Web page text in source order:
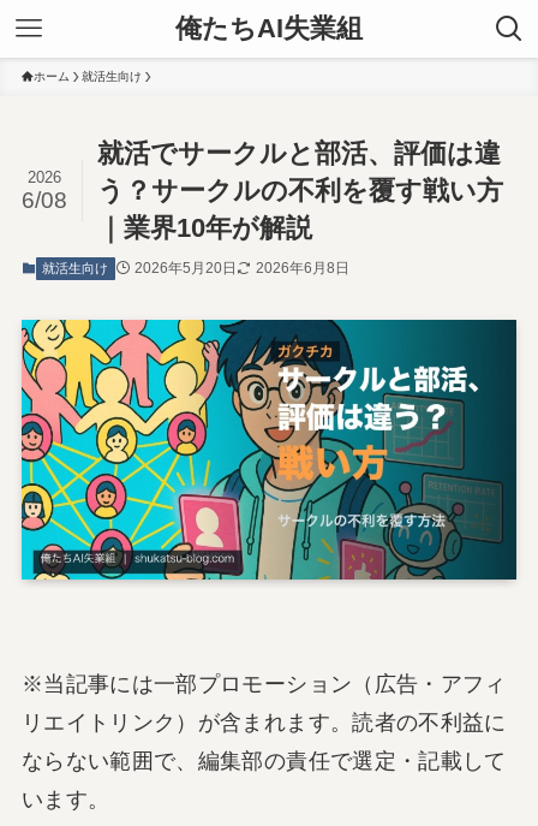
俺たちAI失業組
ホーム 就活生向け
就活でサークルと部活、評価は違
う？サークルの不利を覆す戦い方
｜業界10年が解説
2026
6/08
就活生向け 2026年5月20日 2026年6月8日
※当記事には一部プロモーション（広告・アフィ
リエイトリンク）が含まれます。読者の不利益に
ならない範囲で、編集部の責任で選定・記載して
います。